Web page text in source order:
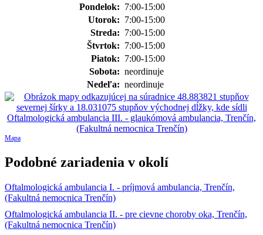
Pondelok: 7:00-15:00
Utorok: 7:00-15:00
Streda: 7:00-15:00
Štvrtok: 7:00-15:00
Piatok: 7:00-15:00
Sobota: neordinuje
Nedeľa: neordinuje
Mapa
Podobné zariadenia v okolí
Oftalmologická ambulancia I. - príjmová ambulancia, Trenčín,
(Fakultná nemocnica Trenčín)
Oftalmologická ambulancia II. - pre cievne choroby oka, Trenčín,
(Fakultná nemocnica Trenčín)